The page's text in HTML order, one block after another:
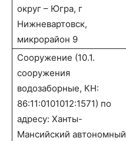
округ – Югра, г
Нижневартовск,
микрорайон 9
Сооружение (10.1.
сооружения
водозаборные, КН:
86:11:0101012:1571) по
адресу: Ханты-
Мансийский автономный